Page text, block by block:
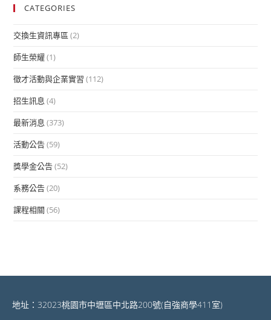
CATEGORIES
交換生資訊專區 (2)
師生榮耀(1)
徵才活動與企業實習 (112)
招生訊息 (4)
最新消息 (373)
活動公告(59)
獎學金公告(52)
系務公告(20)
課程相關 (56)
地址：32023桃園市中壢區中北路200號(自強商學411室)